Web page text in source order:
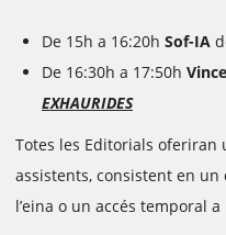
De 15h a 16:20h Sof-IA
De 16:30h a 17:50h
EXHAURIDES
Totes les Editorials oferiran
assistents, consistent en un
l’eina o un accés temporal